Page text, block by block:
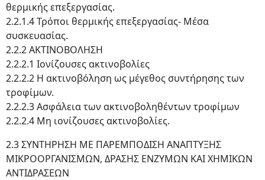
θερμικής επεξεργασίας.
2.2.1.4 Τρόποι θερμικής επεξεργασίας- Μέσα
συσκευασίας.
2.2.2 ΑΚΤΙΝΟΒΟΛΗΣΗ
2.2.2.1 Ιονίζουσες ακτινοβολίες
2.2.2.2 Η ακτινοβόληση ως μέγεθος συντήρησης των
τροφίμων.
2.2.2.3 Ασφάλεια των ακτινοβοληθέντων τροφίμων
2.2.2.4 Μη ιονίζουσες ακτινοβολίες.
2.3 ΣΥΝΤΗΡΗΣΗ ΜΕ ΠΑΡΕΜΠΟΔΙΣΗ ΑΝΑΠΤΥΞΗΣ
ΜΙΚΡΟΟΡΓΑΝΙΣΜΩΝ, ΔΡΑΣΗΣ ΕΝΖΥΜΩΝ ΚΑΙ ΧΗΜΙΚΩΝ
ΑΝΤΙΔΡΑΣΕΩΝ